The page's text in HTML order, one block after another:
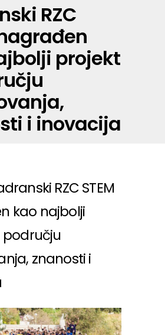
RZC
projekt
i inovacija
RZC STEM
kao najbolji
području
znanosti i